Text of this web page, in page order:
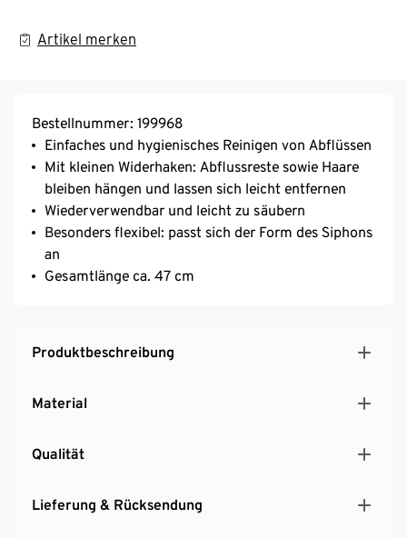
Artikel merken
Bestellnummer: 199968
Einfaches und hygienisches Reinigen von Abflüssen
Mit kleinen Widerhaken: Abflussreste sowie Haare
bleiben hängen und lassen sich leicht entfernen
Wiederverwendbar und leicht zu säubern
Besonders flexibel: passt sich der Form des Siphons
an
Gesamtlänge ca. 47 cm
Produktbeschreibung
Material
Qualität
Lieferung & Rücksendung